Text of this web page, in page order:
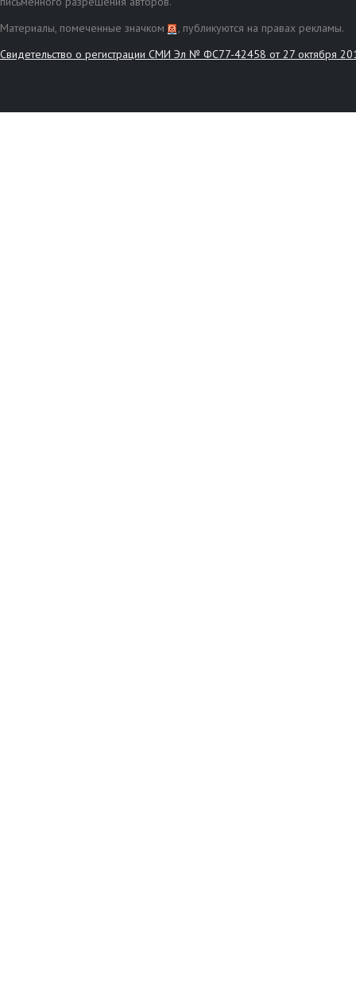
Материалы, помеченные значком
, публикуются на правах рекламы.
Свидетельство о регистрации СМИ Эл № ФС77-42458 от 27 октября